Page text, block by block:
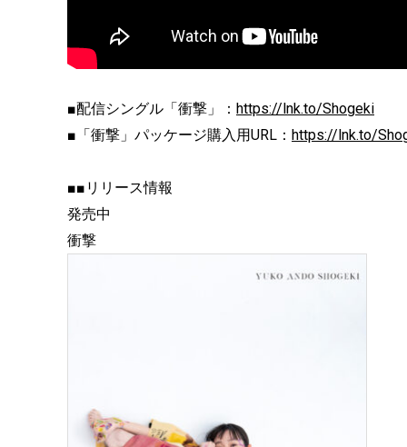
■配信シングル「衝撃」： https://lnk.to/Shogeki
■「衝撃」パッケージ購入用URL： https://lnk.to/
■■リリース情報
発売中
衝撃